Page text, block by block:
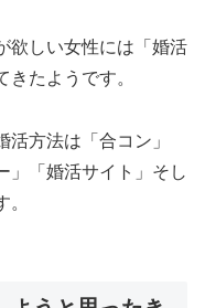
欲しい女性には「婚活
たようです。
方法は「合コン」
」「婚活サイト」そし